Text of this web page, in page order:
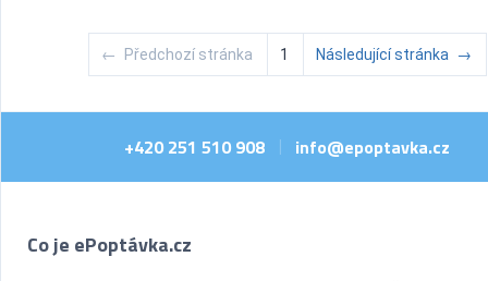
← Předchozí stránka 1 Následující stránka →
+420 251 510 908 | info@epoptavka.cz
Co je ePoptávka.cz